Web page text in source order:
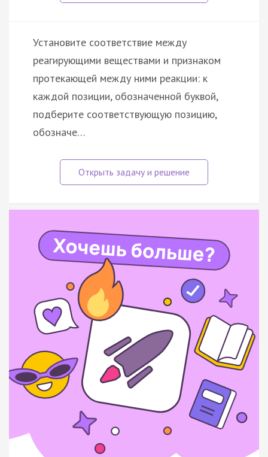
Установите соответствие между
реагирующими веществами и признаком
протекающей между ними реакции: к
каждой позиции, обозначенной буквой,
подберите соответствующую позицию,
обозначе…